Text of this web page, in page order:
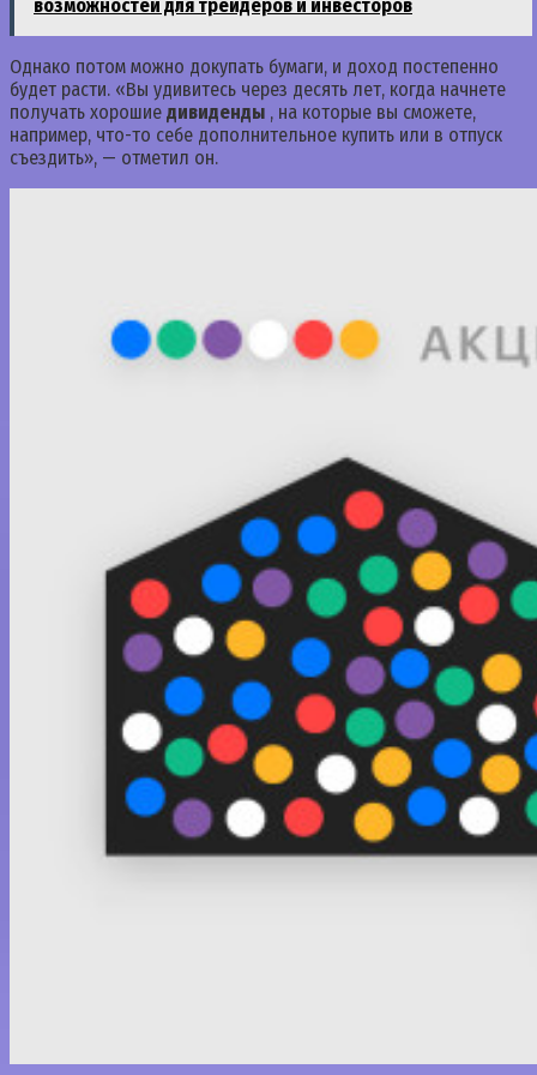
возможностей для трейдеров и инвесторов
Однако потом можно докупать бумаги, и доход постепенно
будет расти. «Вы удивитесь через десять лет, когда начнете
получать хорошие дивиденды , на которые вы сможете,
например, что-то себе дополнительное купить или в отпуск
съездить», — отметил он.